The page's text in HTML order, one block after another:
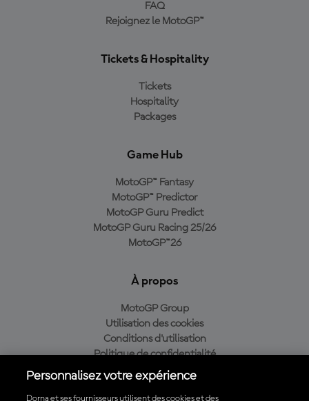
FAQ
Rejoignez le MotoGP™
Tickets & Hospitality
Tickets
Hospitality
Packages
Game Hub
MotoGP™ Fantasy
MotoGP™ Predictor
MotoGP Guru Predict
MotoGP Guru Racing 25/26
MotoGP™26
À propos
MotoGP Group
Utilisation des cookies
Conditions d'utilisation
Politique de confidentialité
Politique d’achat
Personnalisez votre expérience
Dorna et ses fournisseurs utilisent des cookies et des